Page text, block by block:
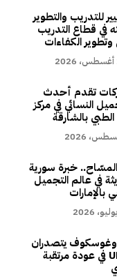
للتدريب والتطوير
في قطاع التدريب
الكفاءات
تقدم أحدث
النسائي في مركز
بالشارقة
خبرة سورية
في عالم التجميل
بالإمارات
وغوسكوف يتصدران
نزالات UFC في عودة مرتقبة